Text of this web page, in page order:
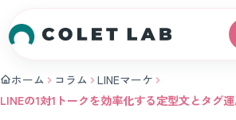
ホーム コラム
LINEマーケ
LINEの1対1トークを効率化する定型文とタグ